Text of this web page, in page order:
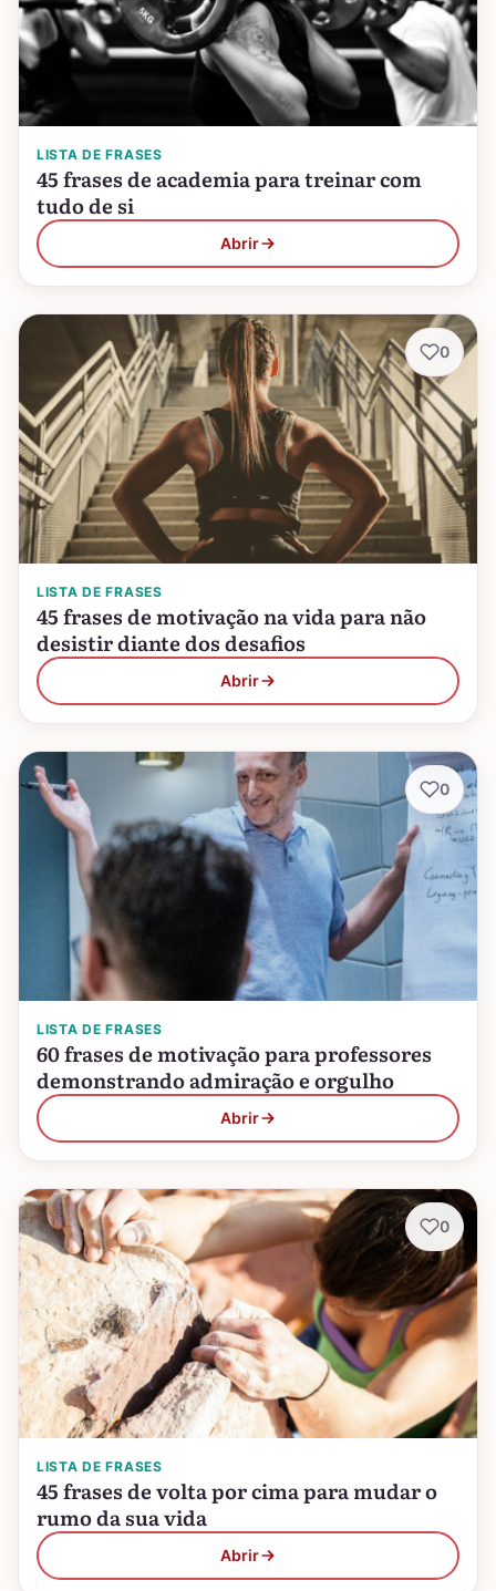
LISTA DE FRASES
45 frases de academia para treinar com
tudo de si
Abrir
LISTA DE FRASES
45 frases de motivação na vida para não
desistir diante dos desafios
Abrir
0
LISTA DE FRASES
60 frases de motivação para professores
demonstrando admiração e orgulho
Abrir
0
LISTA DE FRASES
45 frases de volta por cima para mudar o
rumo da sua vida
Abrir
0